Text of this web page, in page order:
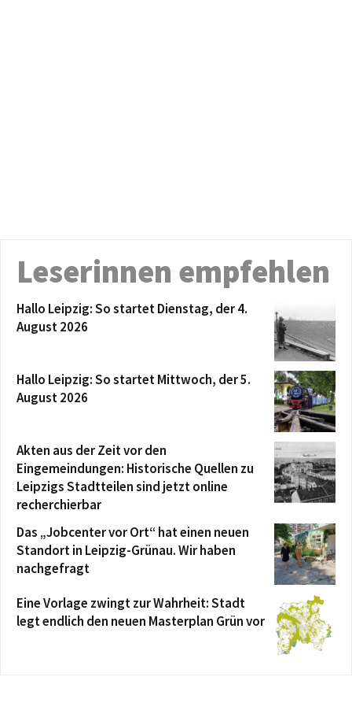
Leserinnen empfehlen
Hallo Leipzig: So startet Dienstag, der 4.
August 2026
Hallo Leipzig: So startet Mittwoch, der 5.
August 2026
Akten aus der Zeit vor den
Eingemeindungen: Historische Quellen zu
Leipzigs Stadtteilen sind jetzt online
recherchierbar
Das „Jobcenter vor Ort“ hat einen neuen
Standort in Leipzig-Grünau. Wir haben
nachgefragt
Eine Vorlage zwingt zur Wahrheit: Stadt
legt endlich den neuen Masterplan Grün vor